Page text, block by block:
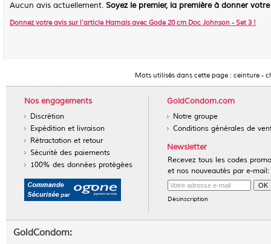
Aucun avis actuellement. Soyez le premier, la première à donner
Donnez votre avis sur l'article Harnais avec Gode 20 cm Doc Johnson - Set 3 !
Mots utilisés dans cette page : ceinture -
Nos engagements
Discrétion
Expédition et livraison
Rétractation et retour
Sécurité des paiements
100% des données protégées
GoldCondom.com
Notre groupe
Conditions générales de
Newsletter
Recevez tous les codes
et nos nouveautés par e-mail:
Désinscription
GoldCondom: